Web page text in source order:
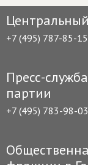
+7 (495) 787-85-15
Пресс-служба
партии
+7 (495) 783-98-03